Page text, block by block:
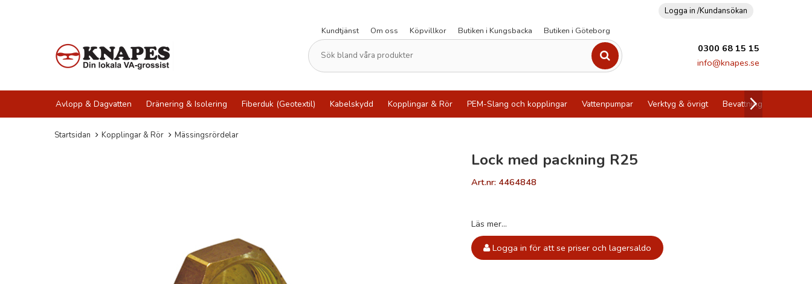
Logga in /Kundansökan
Kundtjänst
Om oss Köpvillkor Butiken i Kungsbacka Butiken i Göteborg
0300 68 15 15
info@knapes.se
Avlopp & Dagvatten Dränering & Isolering Fiberduk (Geotextil) Kabelskydd Kopplingar & Rör PEM-Slang och kopplingar Vattenpumpar Verktyg & övrigt Bevattning
Startsidan Kopplingar & Rör Mässingsrördelar
Lock med packning R25
Art.nr: 4464848
Läs mer...
Logga in för att se priser och lagersaldo